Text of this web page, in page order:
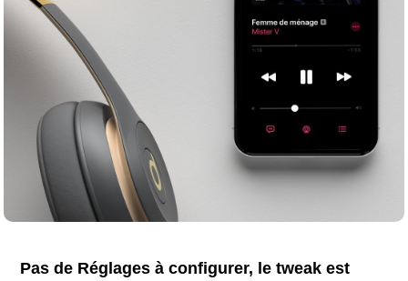
Pas de Réglages à configurer, le tweak est